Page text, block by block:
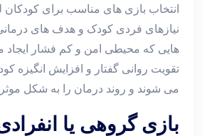
انتخاب بازی ‌های مناسب برای کودکان
نیازهای فردی کودک و هدف ‌های
‌هایی که محیطی امن و کم‌ فشار ایجاد
تقویت روانی گفتار و افزایش انگیزه
می ‌شوند و روند درمان را به شکل
بازی گروهی یا